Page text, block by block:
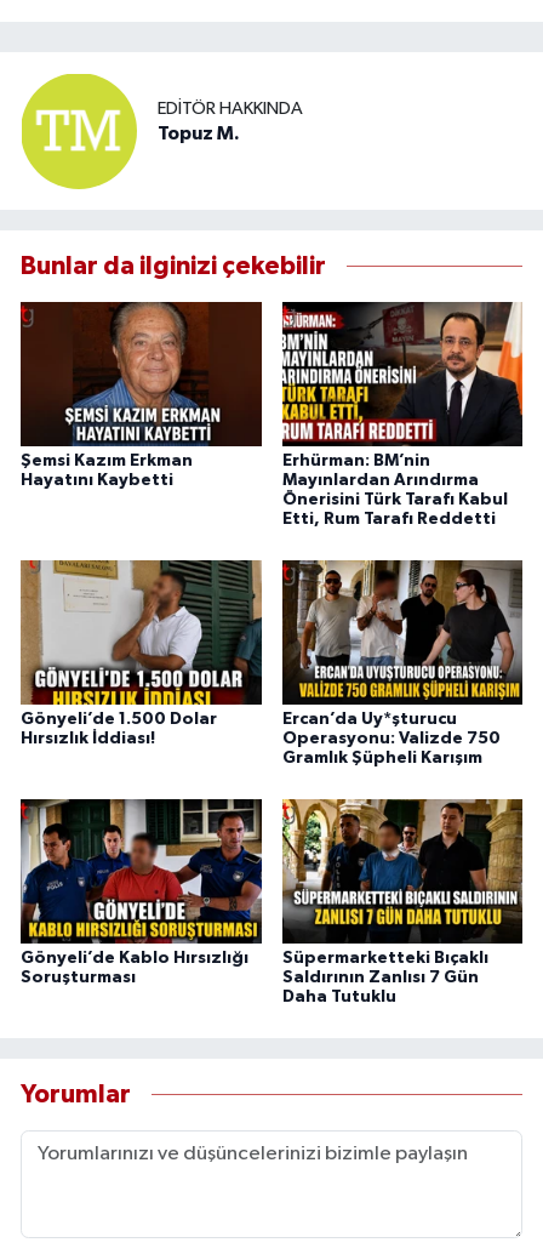
EDITÖR HAKKINDA
Topuz M.
Bunlar da ilginizi çekebilir
Şemsi Kazım Erkman
Hayatını Kaybetti
Erhürman: BM’nin
Mayınlardan Arındırma
Önerisini Türk Tarafı Kabul
Etti, Rum Tarafı Reddetti
Gönyeli’de 1.500 Dolar
Hırsızlık İddiası!
Ercan’da Uy*şturucu
Operasyonu: Valizde 750
Gramlık Şüpheli Karışım
Gönyeli’de Kablo Hırsızlığı
Soruşturması
Süpermarketteki Bıçaklı
Saldırının Zanlısı 7 Gün
Daha Tutuklu
Yorumlar